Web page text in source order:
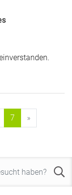
7 »